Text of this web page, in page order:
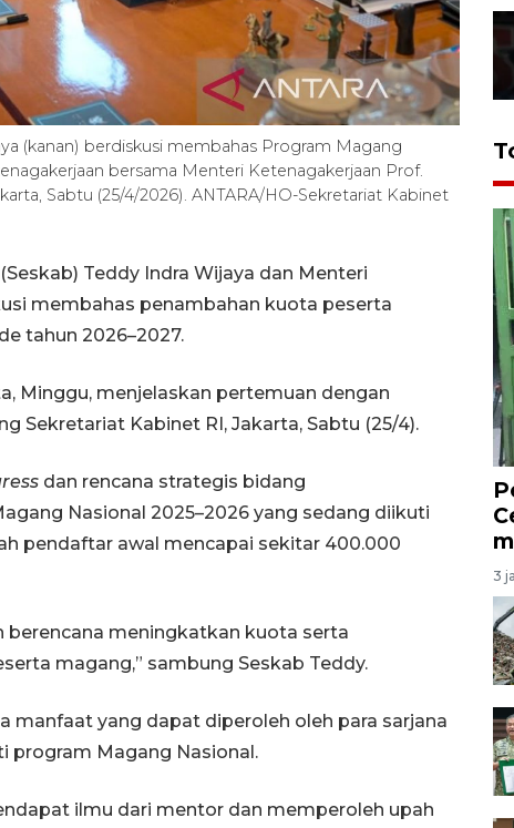
(kanan) berdiskusi membahas Program Magang
bersama Menteri Ketenagakerjaan Prof.
Sabtu (25/4/2026). ANTARA/HO-Sekretariat Kabinet
Teddy Indra Wijaya dan Menteri
membahas penambahan kuota peserta
tahun 2026–2027.
Minggu, menjelaskan pertemuan dengan
Sekretariat Kabinet RI, Jakarta, Sabtu (25/4).
dan rencana strategis bidang
Nasional 2025–2026 yang sedang diikuti
pendaftar awal mencapai sekitar 400.000
berencana meningkatkan kuota serta
magang,” sambung Seskab Teddy.
manfaat yang dapat diperoleh oleh para sarjana
program Magang Nasional.
ilmu dari mentor dan memperoleh upah
3